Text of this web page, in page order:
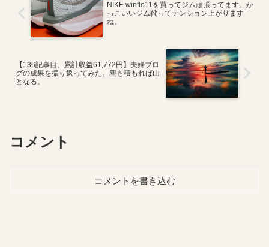
NIKE winflo11を買ってジム頑張ってます。か
っこいいジム靴ってテンション上がります
ね。
【136記事目、累計収益61,772円】夫婦ブロ
グの成果を振り返ってみた。塵も積もれば山
となる。
コメント
コメントを書き込む